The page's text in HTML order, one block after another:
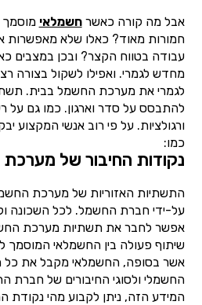
אבל מה קורה כאשרחשמלאי מוסמך
חמורות מאוד? כאלו שלא מאפשרות
עבודה בטווח הקצר? ובכן במצבים
מחדש לגמרי. ואפילו לשקול בצורה
לגמרי את מערכת החשמל בבית.
להתבסס על סדר וארגון. כמו גם על
ורגולציות. על פי רוב אנשי המקצוע
כמו:
נקודות החיבור של
התשתיות האזוריות של מערכת
על-ידי חברת החשמל. לכל השכונה
אפשר לחבר את תשתיות מערכת
שיתוף פעולה בין החשמלאי המוסמך
אשר בסופה, החשמלאי מקבל את כל
החשמלי ולסוגי החיבורים של
המידע הזה, ניתן לקבוע מהי